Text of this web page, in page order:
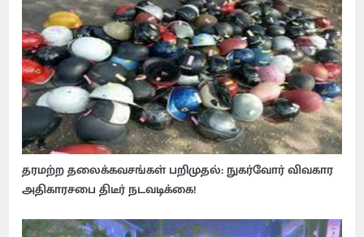
தரமற்ற தலைக்கவசங்கள் பறிமுதல்: நுகர்வோர் விவகார
அதிகாரசபை திடீர் நடவடிக்கை!